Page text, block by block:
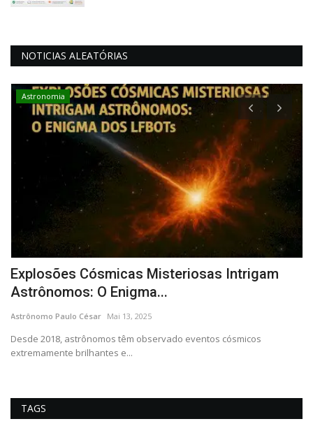
NOTICIAS ALEATÓRIAS
Astronomia
Explosões Cósmicas Misteriosas Intrigam
Astrônomos: O Enigma...
Astrônomo Paulo César Mai 13, 2025
Desde 2018, astrônomos têm observado eventos cósmicos
extremamente brilhantes e...
TAGS